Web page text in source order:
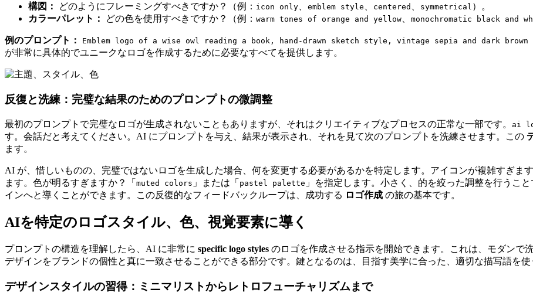
構図：
どのようにフレーミングすべきですか？（例： icon only emblem style centered symmetrical ）。
カラーパレット：
どの色を使用すべきですか？（例： warm tones of orange and yellow monochromatic black and
例のプロンプト： Emblem logo of a wise owl reading a book, hand-drawn sketch style, vintage sepia and dark
が非常に具体的でユニークなロゴを作成するために必要なすべてを提供します。
反復と洗練：完璧な結果のためのプロンプトの微調整
最初のプロンプトで完璧なロゴが生成されないこともありますが、それはクリエイティブなプロセスの正常な一部です。 ai
す。会話だと考えてください。AI にプロンプトを与え、結果が表示され、それを見て次のプロンプトを洗練させます。この
ます。
AI が、惜しいものの、完璧ではないロゴを生成した場合、何を変更する必要があるかを特定します。アイコンが複雑すぎま
ます。色が明るすぎますか？「 muted colors 」または「 pastel palette 」を指定します。小さく、的を絞った調整を行うこ
インへと導くことができます。この反復的なフィードバックループは、成功する ロゴ作成 の旅の基本です。
AIを特定のロゴスタイル、色、視覚要素に導く
プロンプトの構造を理解したら、AI に非常に specific logo styles のロゴを作成させる指示を開始できます。これは、モダンで
デザインをブランドの個性と真に一致させることができる部分です。鍵となるのは、目指す美学に合った、適切な描写語を使
デザインスタイルの習得：ミニマリストからレトロフューチャリズムまで